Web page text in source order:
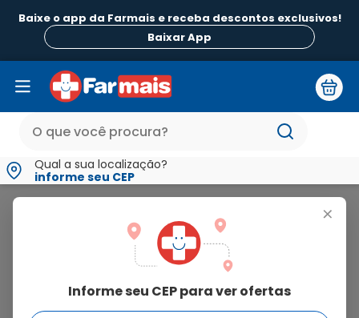
Baixe o app da Farmais e receba descontos exclusivos!
Baixar App
Qual a sua localização?
informe seu CEP
+
Informe seu CEP para ver ofertas
neosaldina